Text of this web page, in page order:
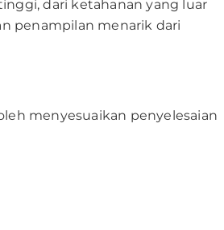
dari ketahanan yang luar
penampilan menarik dari
menyesuaikan penyelesaian